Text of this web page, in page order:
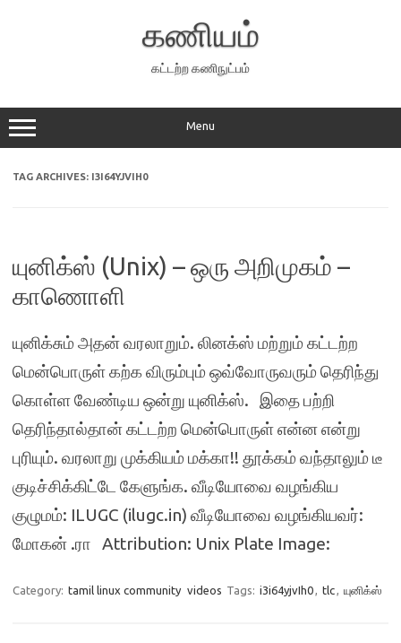
கணியம்
கட்டற்ற கணிநுட்பம்
Menu
TAG ARCHIVES: I3I64YJVIH0
யுனிக்ஸ் (Unix) – ஒரு அறிமுகம் –
காணொளி
யுனிக்சும் அதன் வரலாறும். லினக்ஸ் மற்றும் கட்டற்ற
மென்பொருள் கற்க விரும்பும் ஒவ்வோருவரும் தெரிந்து
கொள்ள வேண்டிய ஒன்று யுனிக்ஸ். இதை பற்றி
தெரிந்தால்தான் கட்டற்ற மென்பொருள் என்ன என்று
புரியும். வரலாறு முக்கியம் மக்கா!! தூக்கம் வந்தாலும் டீ
குடிச்சிக்கிட்டே கேளுங்க. வீடியோவை வழங்கிய
குழுமம்: ILUGC (ilugc.in) வீடியோவை வழங்கியவர்:
மோகன் .ரா Attribution: Unix Plate Image:
Category: tamil linux community videos Tags: i3i64yjvIh0, tlc, யுனிக்ஸ்